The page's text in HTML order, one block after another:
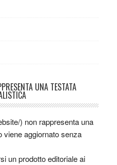
UNA TESTATA
) non rappresenta una
viene aggiornato senza
un prodotto editoriale ai